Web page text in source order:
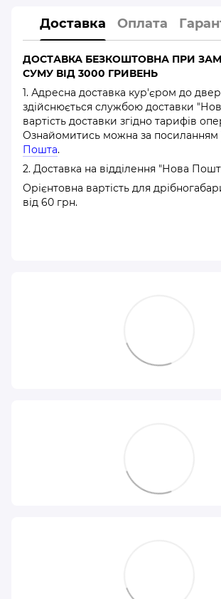
Доставка Оплата
ДОСТАВКА БЕЗКОШТОВНА ПРИ
СУМУ ВІД 3000 ГРИВЕНЬ
1. Адресна доставка кур'єром до
здійснюється службою доставки
вартість доставки згідно тарифів
Ознайомитись можна за посиланням
Пошта.
2. Доставка на відділення "Нова
Орієнтовна вартість для
від 60 грн.